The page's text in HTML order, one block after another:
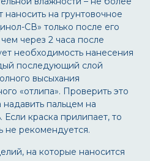
на грунтовочное
СВ» только после его
через 2 часа после
необходимость нанесения
последующий слой
высыхания
«отлипа». Проверить это
надавить пальцем на
краска прилипает, то
не рекомендуется.
на которые наносится